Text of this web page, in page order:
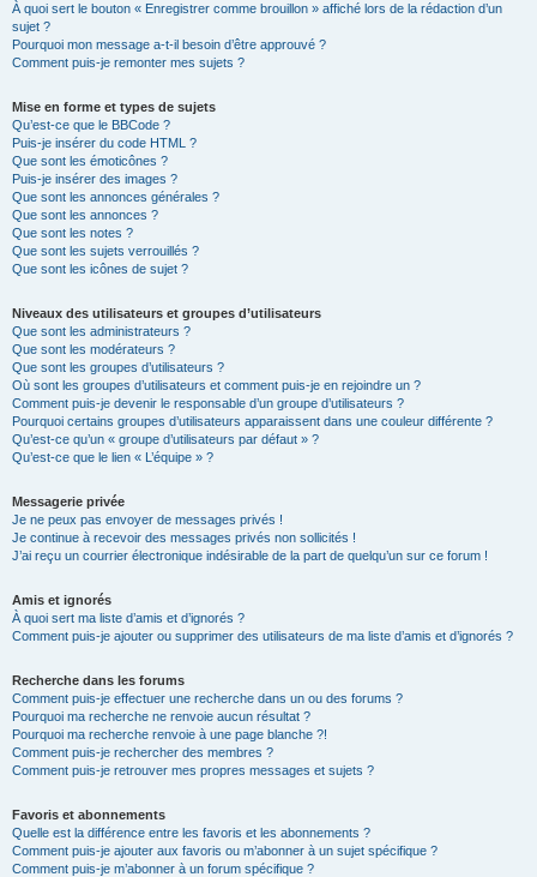
À quoi sert le bouton « Enregistrer comme brouillon » affiché lors de la rédaction d’un
sujet ?
Pourquoi mon message a-t-il besoin d’être approuvé ?
Comment puis-je remonter mes sujets ?
Mise en forme et types de sujets
Qu’est-ce que le BBCode ?
Puis-je insérer du code HTML ?
Que sont les émoticônes ?
Puis-je insérer des images ?
Que sont les annonces générales ?
Que sont les annonces ?
Que sont les notes ?
Que sont les sujets verrouillés ?
Que sont les icônes de sujet ?
Niveaux des utilisateurs et groupes d’utilisateurs
Que sont les administrateurs ?
Que sont les modérateurs ?
Que sont les groupes d’utilisateurs ?
Où sont les groupes d’utilisateurs et comment puis-je en rejoindre un ?
Comment puis-je devenir le responsable d’un groupe d’utilisateurs ?
Pourquoi certains groupes d’utilisateurs apparaissent dans une couleur différente ?
Qu’est-ce qu’un « groupe d’utilisateurs par défaut » ?
Qu’est-ce que le lien « L’équipe » ?
Messagerie privée
Je ne peux pas envoyer de messages privés !
Je continue à recevoir des messages privés non sollicités !
J’ai reçu un courrier électronique indésirable de la part de quelqu’un sur ce forum !
Amis et ignorés
À quoi sert ma liste d’amis et d’ignorés ?
Comment puis-je ajouter ou supprimer des utilisateurs de ma liste d’amis et d’ignorés ?
Recherche dans les forums
Comment puis-je effectuer une recherche dans un ou des forums ?
Pourquoi ma recherche ne renvoie aucun résultat ?
Pourquoi ma recherche renvoie à une page blanche ?!
Comment puis-je rechercher des membres ?
Comment puis-je retrouver mes propres messages et sujets ?
Favoris et abonnements
Quelle est la différence entre les favoris et les abonnements ?
Comment puis-je ajouter aux favoris ou m’abonner à un sujet spécifique ?
Comment puis-je m’abonner à un forum spécifique ?